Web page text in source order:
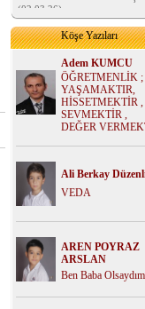
İŞLEMLERİ
SONUÇLARI (07.02.26)
FEN BİLİMLERİ MADDE
ÜNİTESİ DEĞERLENDİRME
SONUÇLARI ( 02.01.26)
HAYAT BİLGİSİ
DEĞERLENDİRME
( 02.01.26)
PROBLEMLERİ
DEĞERLENDİRME
( 02.01.26)
Köşe Yazıları
Adem KUMCU
ÖĞRETMENLİK ;
YAŞAMAKTIR,
HİSSETMEKTİR ,
SEVMEKTİR ,
DEĞER
Ali Berkay
VEDA
AREN POYRAZ
ARSLAN
Ben Baba Olsaydım